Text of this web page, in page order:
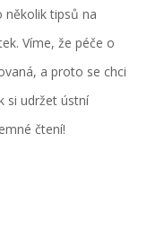
několik tipsů na
Víme, že péče o
a proto se chci
si udržet ústní
čtení!